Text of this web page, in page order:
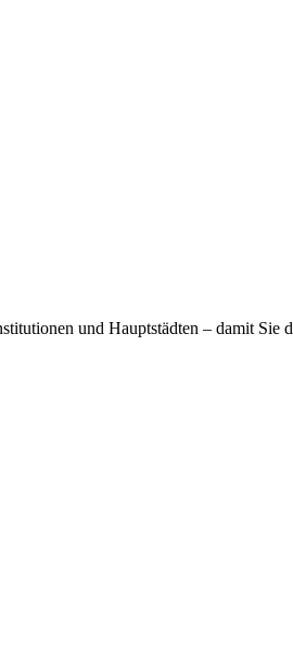
und Hauptstädten – damit Sie